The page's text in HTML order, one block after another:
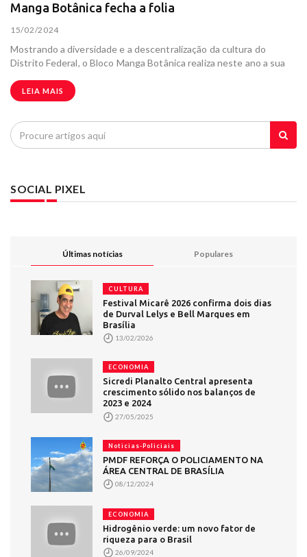
Manga Botânica fecha a folia
15/02/2024
Mostrando a diversidade e a descentralização da cultura do
Distrito Federal, o Bloco Manga Botânica realiza neste ano a sua
LEIA MAIS
SOCIAL PIXEL
Últimas notícias Populares
CULTURA
Festival Micarê 2026 confirma dois dias
de Durval Lelys e Bell Marques em
Brasília
13/02/2026
ECONOMIA
Sicredi Planalto Central apresenta
crescimento sólido nos balanços de
2023 e 2024
27/05/2025
Noticias-Policiais
PMDF REFORÇA O POLICIAMENTO NA
ÁREA CENTRAL DE BRASÍLIA
08/12/2024
ECONOMIA
Hidrogênio verde: um novo fator de
riqueza para o Brasil
26/09/2024